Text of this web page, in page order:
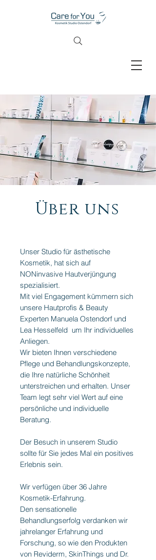
Über uns
Unser Studio für ästhetische
Kosmetik, hat sich auf
NONinvasive Hautverjüngung
spezialisiert.
Mit viel Engagement kümmern sich
unsere Hautprofis & Beauty
Experten Manuela Ostendorf und
Lea Hesselfeld um Ihr individuelles
Anliegen.
Wir bieten Ihnen verschiedene
Pflege und Behandlungskonzepte,
die Ihre natürliche Schönheit
unterstreichen und erhalten. Unser
Team legt sehr viel Wert auf eine
persönliche und individuelle
Beratung.
Der Besuch in unserem Studio
sollte für Sie jedes Mal ein positives
Erlebnis sein.
Wir verfügen über 36 Jahre
Kosmetik-Erfahrung.
Den sensationelle
Behandlungserfolg verdanken wir
jahrelanger Erfahrung und
Forschung, so wie den Produkten
von Reviderm, SkinThings und Dr.